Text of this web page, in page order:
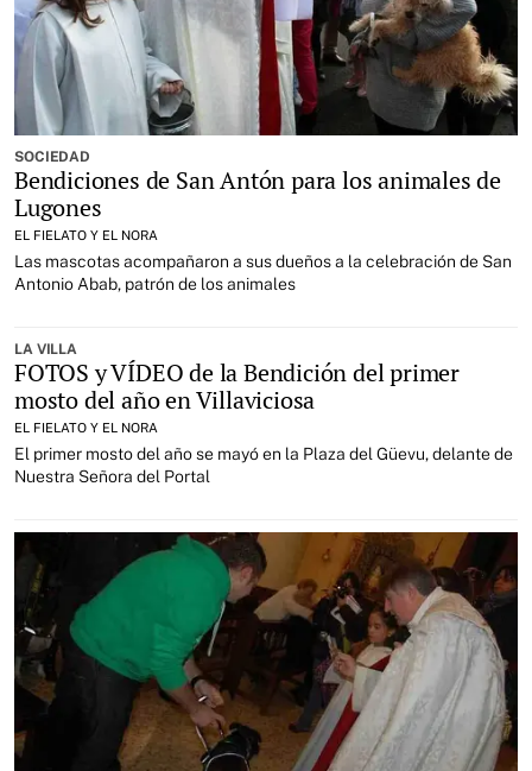
SOCIEDAD
Bendiciones de San Antón para los animales de
Lugones
EL FIELATO Y EL NORA
Las mascotas acompañaron a sus dueños a la celebración de San
Antonio Abab, patrón de los animales
LA VILLA
FOTOS y VÍDEO de la Bendición del primer
mosto del año en Villaviciosa
EL FIELATO Y EL NORA
El primer mosto del año se mayó en la Plaza del Güevu, delante de
Nuestra Señora del Portal